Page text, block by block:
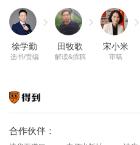
徐学勤
选书/责编
田牧歌
解读&撰稿
宋小米
审稿
合作伙伴：